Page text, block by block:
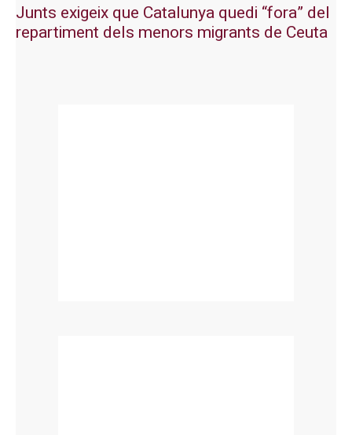
Junts exigeix que Catalunya quedi “fora” del
repartiment dels menors migrants de Ceuta